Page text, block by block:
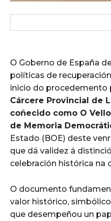
O Goberno de España
políticas de
inicio do procedemento
Cárcere Provincial de
coñecido como O
de Memoria
Estado (BOE) deste
que dá validez á
celebración histórica na
O documento
valor histórico,
que desempeñou un